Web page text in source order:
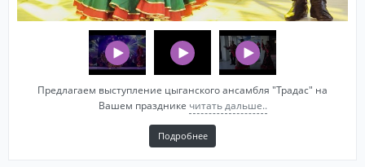
Предлагаем выступление цыганского ансамбля "Традас" на
Вашем празднике читать дальше..
Подробнее